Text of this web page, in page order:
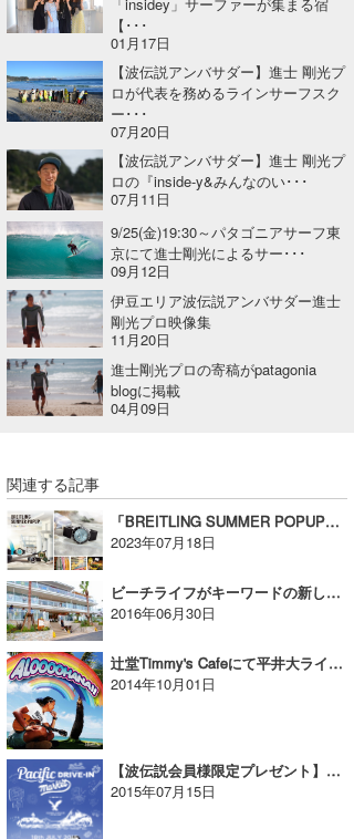
【･･･
01月17日
【波伝説アンバサダー】進士 剛光プ
ロが代表を務めるラインサーフスク
ー･･･
07月20日
【波伝説アンバサダー】進士 剛光プ
ロの『inside-y&みんなのい･･･
07月11日
9/25(金)19:30～パタゴニアサーフ東
京にて進士剛光によるサー･･･
09月12日
伊豆エリア波伝説アンバサダー進士
剛光プロ映像集
11月20日
進士剛光プロの寄稿がpatagonia
blogに掲載
04月09日
関連する記事
「BREITLING SUMMER POPUP」が開催！【AD】
2023年07月18日
ビーチライフがキーワードの新しい商業施設、材木座テラスがOPEN!
2016年06月30日
辻堂Timmy's Cafeにて平井大ライブ10/4（土）開催！
2014年10月01日
【波伝説会員様限定プレゼント】DANG SHADESも出店!!7/18(土)「Pacific DRIVE-IN Market」を開催!!
2015年07月15日